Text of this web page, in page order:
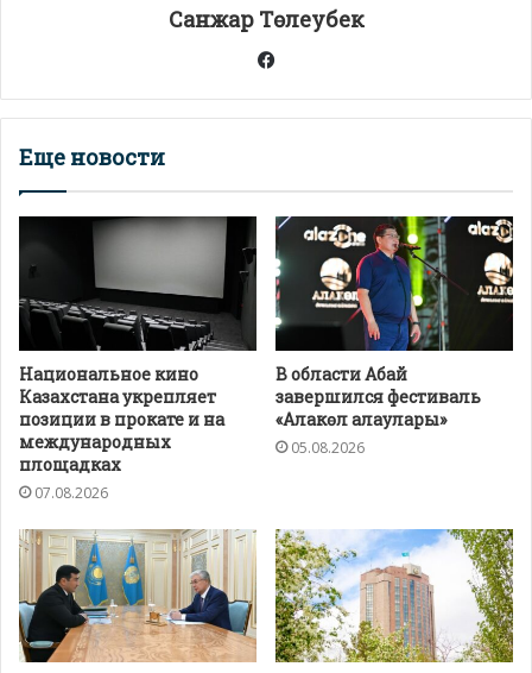
ь
Санжар Төлеубек
Facebook
Еще новости
Национальное кино
Казахстана укрепляет
позиции в прокате и на
международных
площадках
07.08.2026
В области Абай
завершился фестиваль
«Алакөл алаулары»
05.08.2026